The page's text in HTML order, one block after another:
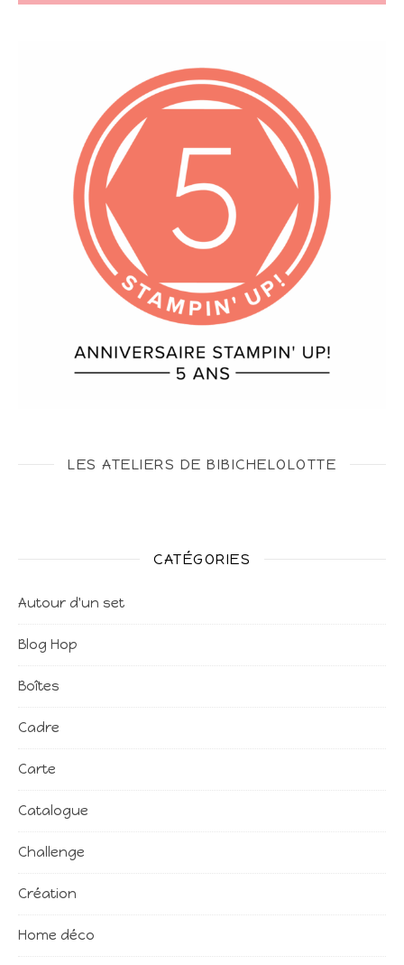
LES ATELIERS DE BIBICHELOLOTTE
CATÉGORIES
Autour d'un set
Blog Hop
Boîtes
Cadre
Carte
Catalogue
Challenge
Création
Home déco